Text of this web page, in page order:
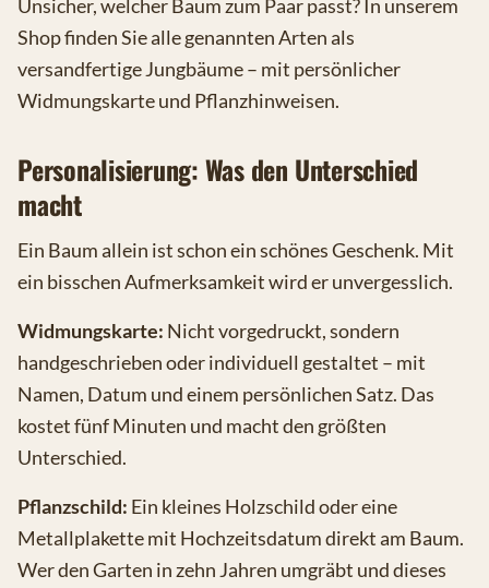
Unsicher, welcher Baum zum Paar passt? In unserem
Shop finden Sie alle genannten Arten als
versandfertige Jungbäume – mit persönlicher
Widmungskarte und Pflanzhinweisen.
Personalisierung: Was den Unterschied
macht
Ein Baum allein ist schon ein schönes Geschenk. Mit
ein bisschen Aufmerksamkeit wird er unvergesslich.
Widmungskarte: Nicht vorgedruckt, sondern
handgeschrieben oder individuell gestaltet – mit
Namen, Datum und einem persönlichen Satz. Das
kostet fünf Minuten und macht den größten
Unterschied.
Pflanzschild: Ein kleines Holzschild oder eine
Metallplakette mit Hochzeitsdatum direkt am Baum.
Wer den Garten in zehn Jahren umgräbt und dieses